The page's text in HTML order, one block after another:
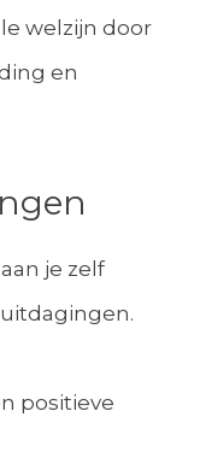
welzijn door
en
je zelf
positieve